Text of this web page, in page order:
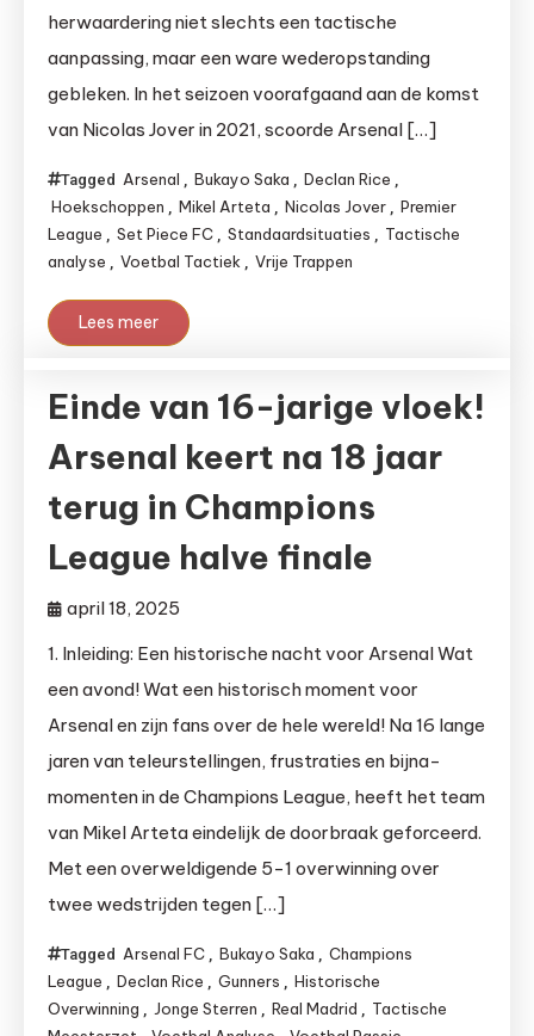
herwaardering niet slechts een tactische
aanpassing, maar een ware wederopstanding
gebleken. In het seizoen voorafgaand aan de komst
van Nicolas Jover in 2021, scoorde Arsenal […]
Tagged Arsenal , Bukayo Saka , Declan Rice ,
Hoekschoppen , Mikel Arteta , Nicolas Jover , Premier
League , Set Piece FC , Standaardsituaties , Tactische
analyse , Voetbal Tactiek , Vrije Trappen
Lees meer
Einde van 16-jarige vloek!
Arsenal keert na 18 jaar
terug in Champions
League halve finale
april 18, 2025
1. Inleiding: Een historische nacht voor Arsenal Wat
een avond! Wat een historisch moment voor
Arsenal en zijn fans over de hele wereld! Na 16 lange
jaren van teleurstellingen, frustraties en bijna-
momenten in de Champions League, heeft het team
van Mikel Arteta eindelijk de doorbraak geforceerd.
Met een overweldigende 5-1 overwinning over
twee wedstrijden tegen […]
Tagged Arsenal FC , Bukayo Saka , Champions
League , Declan Rice , Gunners , Historische
Overwinning , Jonge Sterren , Real Madrid , Tactische